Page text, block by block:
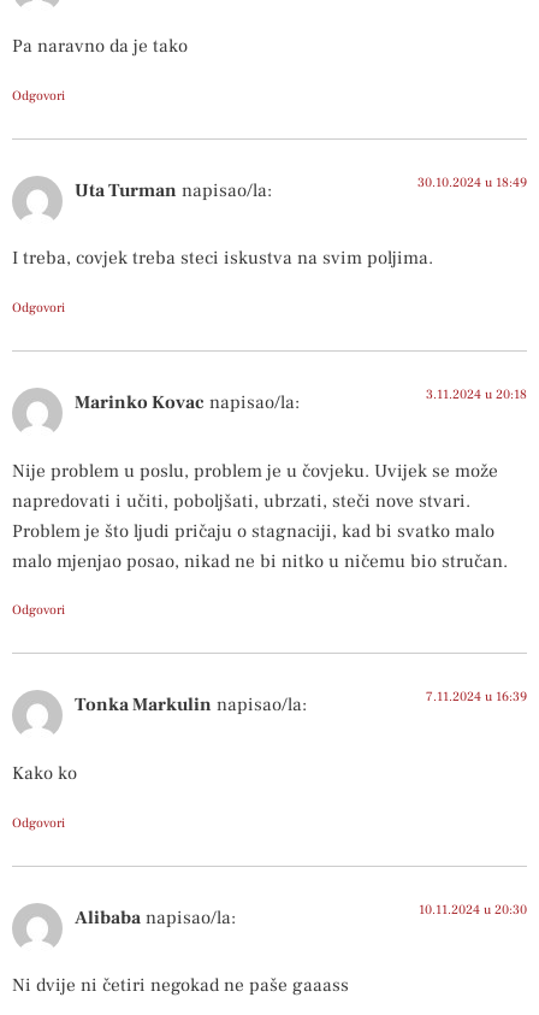
Pa naravno da je tako
Odgovori
Uta Turman napisao/la: 30.10.2024 u 18:49
I treba, covjek treba steci iskustva na svim poljima.
Odgovori
Marinko Kovac napisao/la: 3.11.2024 u 20:18
Nije problem u poslu, problem je u čovjeku. Uvijek se može
napredovati i učiti, poboljšati, ubrzati, steči nove stvari.
Problem je što ljudi pričaju o stagnaciji, kad bi svatko malo
malo mjenjao posao, nikad ne bi nitko u ničemu bio stručan.
Odgovori
Tonka Markulin napisao/la: 7.11.2024 u 16:39
Kako ko
Odgovori
Alibaba napisao/la: 10.11.2024 u 20:30
Ni dvije ni četiri negokad ne paše gaaass